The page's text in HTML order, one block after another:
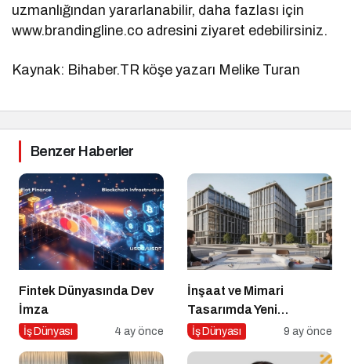
uzmanlığından yararlanabilir, daha fazlası için
www.brandingline.co adresini ziyaret edebilirsiniz.
Kaynak: Bihaber.TR köşe yazarı Melike Turan
Benzer Haberler
Fintek Dünyasında Dev
İmza
İş Dünyası 4 ay önce
İnşaat ve Mimari
Tasarımda Yeni
Standartlar Belirliyor
İş Dünyası 9 ay önce